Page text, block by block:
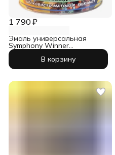
1 790 ₽
Эмаль универсальная
Symphony Winner
шелковисто-матовый база
В корзину